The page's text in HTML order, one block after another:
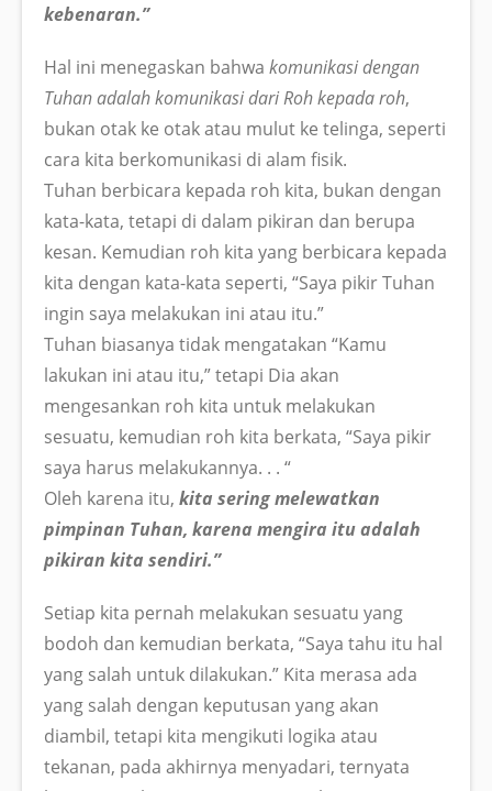
kebenaran.”
Hal ini menegaskan bahwa komunikasi dengan
Tuhan adalah komunikasi dari Roh kepada roh,
bukan otak ke otak atau mulut ke telinga, seperti
cara kita berkomunikasi di alam fisik.
Tuhan berbicara kepada roh kita, bukan dengan
kata-kata, tetapi di dalam pikiran dan berupa
kesan. Kemudian roh kita yang berbicara kepada
kita dengan kata-kata seperti, “Saya pikir Tuhan
ingin saya melakukan ini atau itu.”
Tuhan biasanya tidak mengatakan “Kamu
lakukan ini atau itu,” tetapi Dia akan
mengesankan roh kita untuk melakukan
sesuatu, kemudian roh kita berkata, “Saya pikir
saya harus melakukannya. . . “
Oleh karena itu, kita sering melewatkan
pimpinan Tuhan, karena mengira itu adalah
pikiran kita sendiri.”
Setiap kita pernah melakukan sesuatu yang
bodoh dan kemudian berkata, “Saya tahu itu hal
yang salah untuk dilakukan.” Kita merasa ada
yang salah dengan keputusan yang akan
diambil, tetapi kita mengikuti logika atau
tekanan, pada akhirnya menyadari, ternyata